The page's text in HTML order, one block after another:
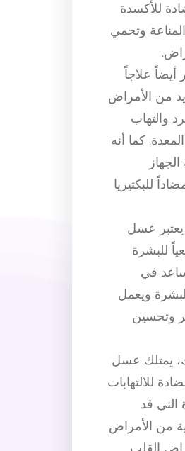
للأكسدة
وتحمي
أيضاً علاجاً
من الأمراض
والتهاب
كما أنه
للبكتيريا
يعتبر عسل
للبشرة
في
ويعمل
وتحسين
يمتلك عسل
للالتهابات
التي قد
من الأمراض